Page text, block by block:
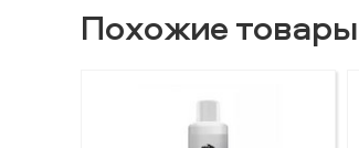
Похожие товары